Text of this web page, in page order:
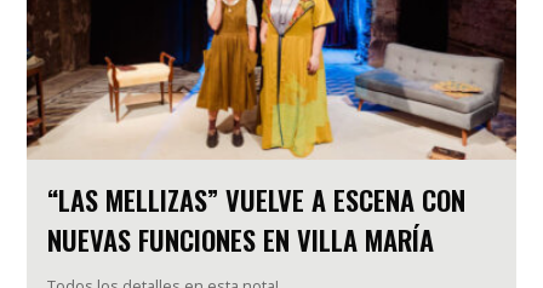
“LAS MELLIZAS” VUELVE A ESCENA CON
NUEVAS FUNCIONES EN VILLA MARÍA